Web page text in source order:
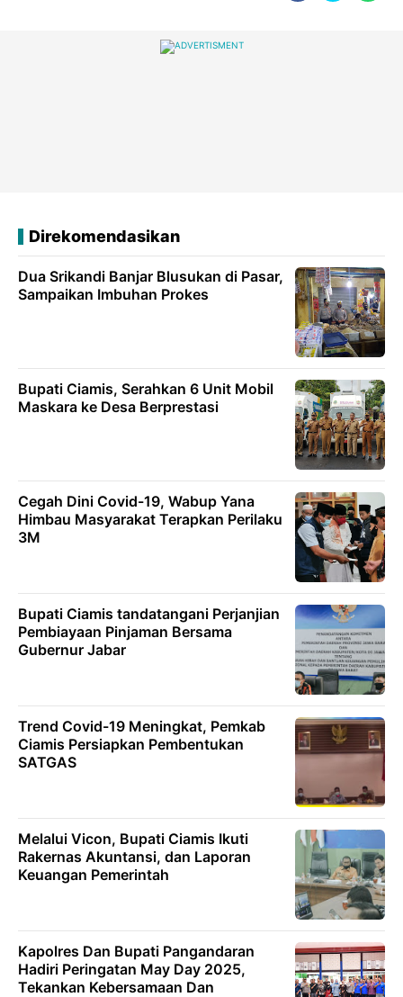
Direkomendasikan
Dua Srikandi Banjar Blusukan di Pasar,
Sampaikan Imbuhan Prokes
Bupati Ciamis, Serahkan 6 Unit Mobil
Maskara ke Desa Berprestasi
Cegah Dini Covid-19, Wabup Yana
Himbau Masyarakat Terapkan Perilaku
3M
Bupati Ciamis tandatangani Perjanjian
Pembiayaan Pinjaman Bersama
Gubernur Jabar
Trend Covid-19 Meningkat, Pemkab
Ciamis Persiapkan Pembentukan
SATGAS
Melalui Vicon, Bupati Ciamis Ikuti
Rakernas Akuntansi, dan Laporan
Keuangan Pemerintah
Kapolres Dan Bupati Pangandaran
Hadiri Peringatan May Day 2025,
Tekankan Kebersamaan Dan